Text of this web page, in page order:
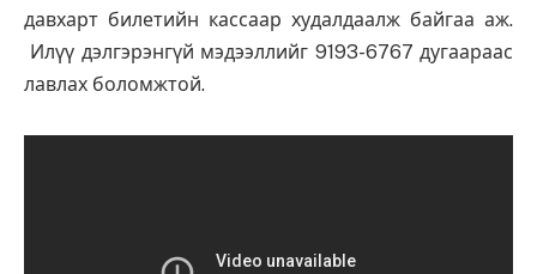
давхарт билетийн кассаар худалдаалж байгаа аж.
Илүү дэлгэрэнгүй мэдээллийг 9193-6767 дугаараас
лавлах боломжтой.